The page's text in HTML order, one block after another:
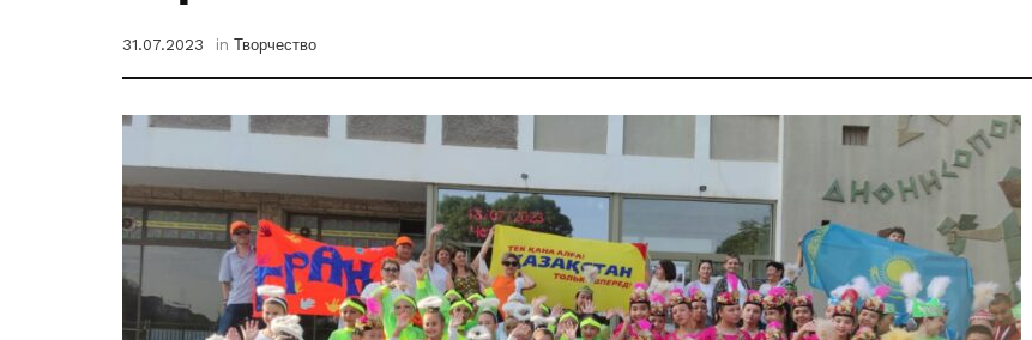
31.07.2023 in Творчество